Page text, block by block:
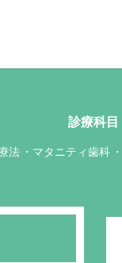
診療科目
法 マタニティ歯科